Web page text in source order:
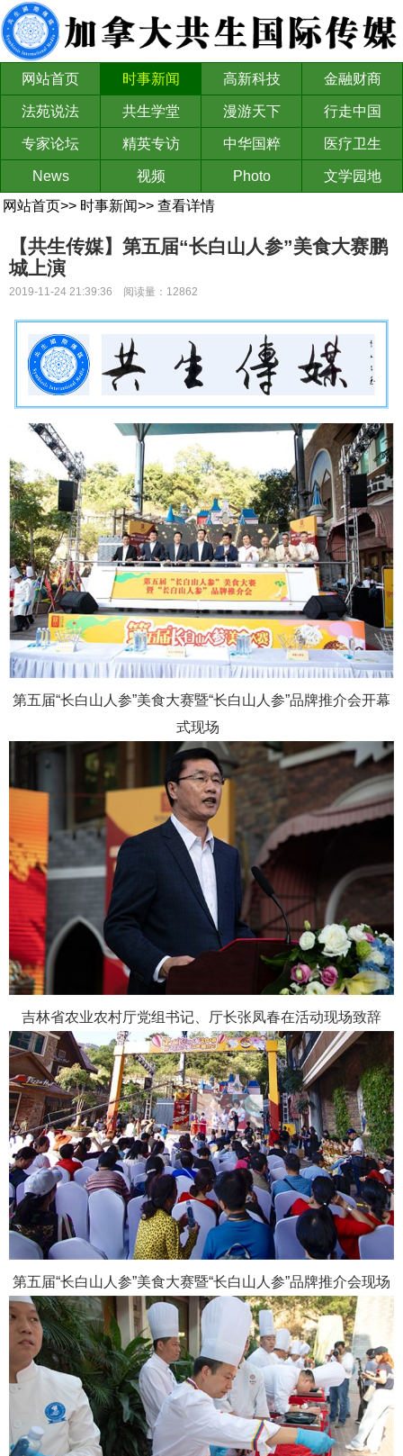
网站首页 时事新闻 高新科技 金融财商
法苑说法 共生学堂 漫游天下 行走中国
专家论坛 精英专访 中华国粹 医疗卫生
News 视频 Photo
文学园地
网站首页>> 时事新闻>> 查看详情
【共生传媒】第五届“长白山人参”美食大赛鹏
城上演
2019-11-24 21:39:36 阅读量：12862
第五届“长白山人参”美食大赛暨“长白山人参”品牌推介会开幕
式现场
吉林省农业农村厅党组书记、厅长张凤春在活动现场致辞
第五届“长白山人参”美食大赛暨“长白山人参”品牌推介会现场